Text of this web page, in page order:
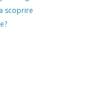
scoprire